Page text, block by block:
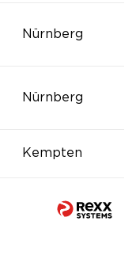
Nürnberg
Nürnberg
Kempten